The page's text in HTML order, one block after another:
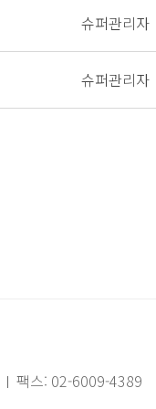
슈퍼관리자
슈퍼관리자
팩스: 02-6009-4389